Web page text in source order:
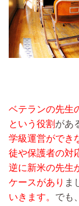
ベテランの先生
という役割 があ
学級運営ができ
徒や保護者の対
逆に新米の先生
ケースがあり ま
いきます。 でも